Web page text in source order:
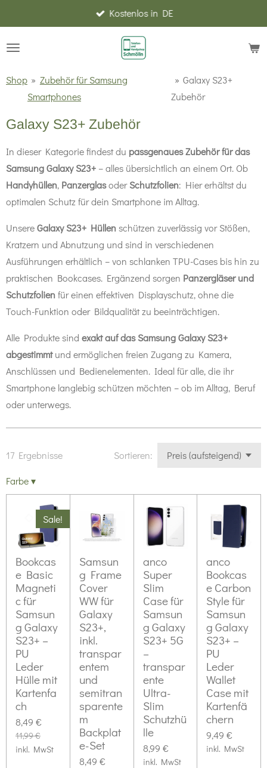
Hauptinhalt
springen
Kostenlos in DE
Shop » Zubehör für Samsung
Smartphones
» Galaxy S23+
Zubehör
Galaxy S23+ Zubehör
In dieser Kategorie findest du passgenaues Zubehör für das
Samsung Galaxy S23+ – alles übersichtlich an einem Ort. Ob
Handyhüllen, PanzerglasoderSchutzfolien: Hier erhältst du
optimalen Schutz für dein Smartphone im Alltag.
UnsereGalaxy S23+ Hüllen schützen zuverlässig vor Stößen,
Kratzern und Abnutzung und sind in verschiedenen
Ausführungen erhältlich – von schlanken TPU-Cases bis hin zu
praktischen Bookcases. Ergänzend sorgen Panzergläser und
Schutzfolien für einen effektiven Displayschutz, ohne die
Touch-Funktion oder Bildqualität zu beeinträchtigen.
Alle Produkte sind exakt auf das Samsung Galaxy S23+
abgestimmtund ermöglichen freien Zugang zu Kamera,
Anschlüssen und Bedienelementen. Ideal für alle, die ihr
Smartphone langlebig schützen möchten – ob im Alltag, Beruf
oder unterwegs.
17 Ergebnisse Sortieren:
Farbe▾
Sale!
Bookcas
e Basic
Magneti
c für
Samsun
g Galaxy
S23+ –
PU
Leder
Hülle mit
Kartenfa
ch
8,49 €
11,99 €
inkl. MwSt
Samsun
g Frame
Cover
WW für
Galaxy
S23+,
inkl.
transpar
entem
und
semitran
sparente
m
Backplat
e-Set
8,49 €
anco
Super
Slim
Case für
Samsun
g Galaxy
S23+ 5G
–
transpar
ente
Ultra-
Slim
Schutzhü
lle
8,99 €
inkl. MwSt
anco
Bookcas
e Carbon
Style für
Samsun
g Galaxy
S23+ –
PU
Leder
Wallet
Case mit
Kartenfä
chern
9,49 €
inkl. MwSt